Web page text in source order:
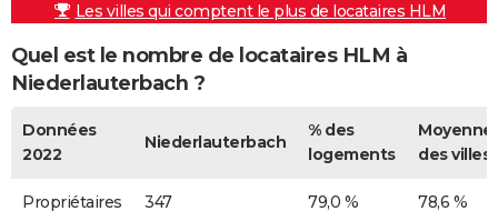
Les villes qui comptent le plus de locataires HLM
Quel est le nombre de locataires HLM à
Niederlauterbach ?
Données
2022
Niederlauterbach
% des
logements
Moyenne
des villes
Propriétaires 347 79,0 % 78,6 %